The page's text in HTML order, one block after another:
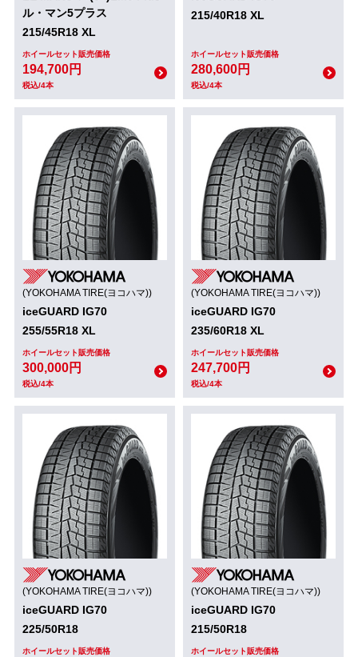
ル・マン5プラス
215/45R18 XL
ホイールセット販売価格
194,700円
税込/4本
215/40R18 XL
ホイールセット販売価格
280,600円
税込/4本
(YOKOHAMA TIRE(ヨコハマ))
iceGUARD IG70
255/55R18 XL
ホイールセット販売価格
300,000円
税込/4本
(YOKOHAMA TIRE(ヨコハマ))
iceGUARD IG70
235/60R18 XL
ホイールセット販売価格
247,700円
税込/4本
(YOKOHAMA TIRE(ヨコハマ))
iceGUARD IG70
225/50R18
ホイールセット販売価格
(YOKOHAMA TIRE(ヨコハマ))
iceGUARD IG70
215/50R18
ホイールセット販売価格